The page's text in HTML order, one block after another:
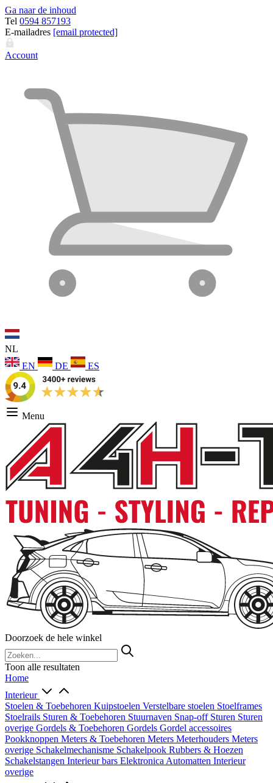
Ga naar de inhoud
Tel 0594 857193
E-mailadres [email protected]
Account
NL
EN
DE ES
Menu
Doorzoek de hele winkel
Toon alle resultaten
Home
Interieur
Stoelen & Toebehoren Kuipstoelen Verstelbare stoelen Stoelframes
Stoelrails Sturen & Toebehoren Stuurnaven Snap-off Sturen Sturen
overige Gordels & Toebehoren Gordels Gordel accessoires
Pookknoppen Meters & Toebehoren Meters Meterhouders Meters
overige Schakelmechanisme Schakelpook Rubbers & Hoezen
Schakelstangen Interieur bars Elektronica Automatten Interieur
overige